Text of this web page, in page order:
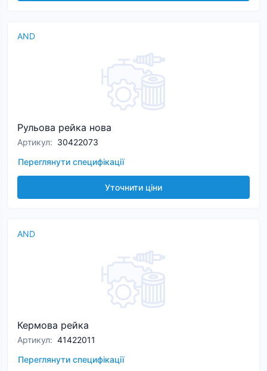
AND
Рульова рейка нова
Артикул: 30422073
Переглянути специфікації
Уточнити ціни
AND
Кермова рейка
Артикул: 41422011
Переглянути специфікації